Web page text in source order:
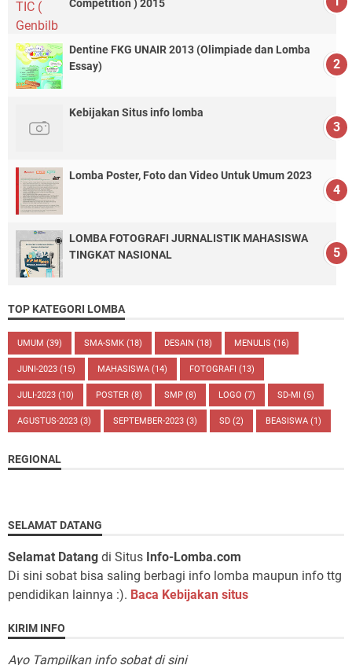
Competition ) 2015
Dentine FKG UNAIR 2013 (Olimpiade dan Lomba
Essay)
Kebijakan Situs info lomba
Lomba Poster, Foto dan Video Untuk Umum 2023
LOMBA FOTOGRAFI JURNALISTIK MAHASISWA
TINGKAT NASIONAL
TOP KATEGORI LOMBA
UMUM (39) SMA-SMK (18) DESAIN (18) MENULIS (16)
JUNI-2023 (15) MAHASISWA (14) FOTOGRAFI (13)
JULI-2023 (10) POSTER (8) SMP (8) LOGO (7) SD-MI (5)
AGUSTUS-2023 (3) SEPTEMBER-2023 (3) SD (2) BEASISWA (1)
REGIONAL
SELAMAT DATANG
Selamat Datang di Situs Info-Lomba.com
Di sini sobat bisa saling berbagi info lomba maupun info ttg
pendidikan lainnya :). Baca Kebijakan situs
KIRIM INFO
Ayo Tampilkan info sobat di sini